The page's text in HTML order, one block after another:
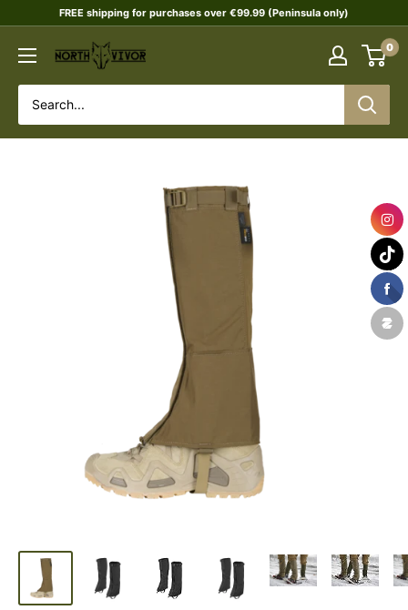
content
FREE shipping for purchases over €99.99 (Peninsula only)
NORTHVIVOR 0